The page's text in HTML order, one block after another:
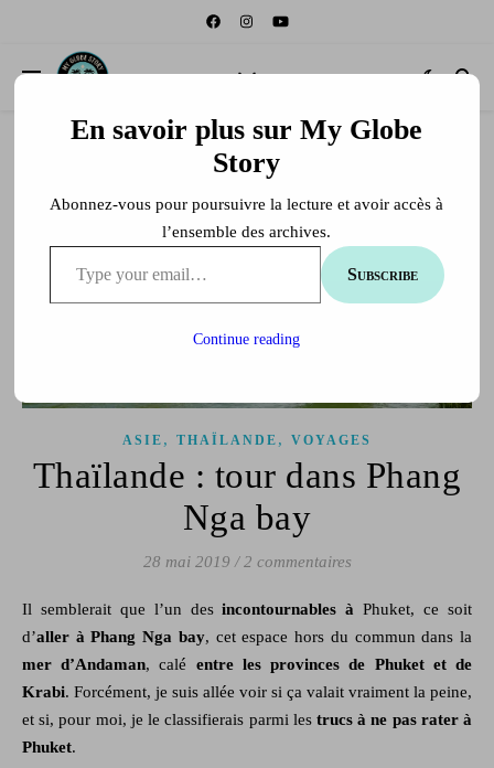
ASIE , THAÏLANDE , VOYAGES
Thaïlande : tour dans Phang
Nga bay
28 mai 2019 / 2 commentaires
Il semblerait que l’un desincontournables àPhuket, ce soit
d’aller à Phang Nga bay, cet espace hors du commun dans la
mer d’Andaman, calé entre les provinces de Phuket et de
Krabi. Forcément, je suis allée voir si ça valait vraiment la peine,
et si, pour moi, je le classifierais parmi les trucs à ne pas rater à
Phuket.
En savoir plus sur My Globe
Story
Abonnez-vous pour poursuivre la lecture et avoir accès à
l’ensemble des archives.
Subscribe
Continue reading